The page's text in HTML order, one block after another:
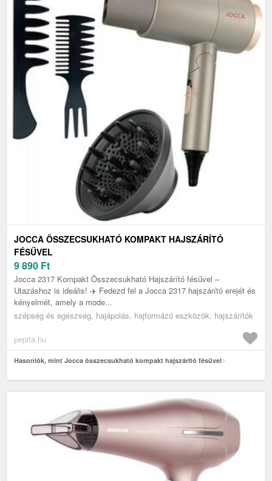
JOCCA ÖSSZECSUKHATÓ KOMPAKT HAJSZÁRÍTÓ
FÉSŰVEL
9 890 Ft
Jocca 2317 Kompakt Összecsukható Hajszárító fésűvel –
Utazáshoz is ideális! ✈️ Fedezd fel a Jocca 2317 hajszárító erejét és
kényelmét, amely a mode...
szépség és egészség, hajápolás, hajformázó eszközök, hajszárítók
pepita.hu
Hasonlók, mint Jocca összecsukható kompakt hajszárító fésűvel